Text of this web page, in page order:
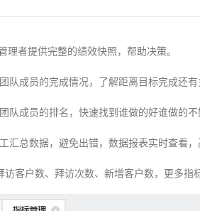
理者提供完整的绩效快照，帮助决策。
队成员的完成情况，了解距离目标完成还有
队成员的排名，快速找到谁做的好谁做的不
汇总数据，避免出错，数据报表实时查看
访客户数、拜访次数、新增客户数，更多指